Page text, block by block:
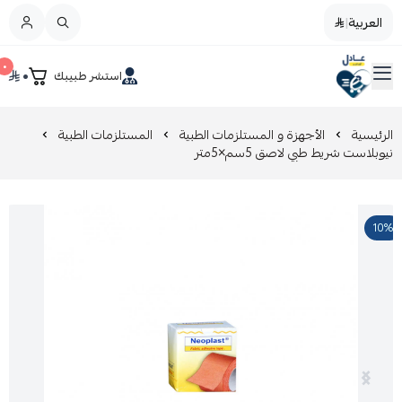
العربية|
صيدليات عادل استشر طبيبك ٠ ٠ القائمة الرئيسية
تخفيضات
عروض التوفير
العناية اليومية
الرئيسية الأجهزة و المستلزمات الطبية المستلزمات الطبية
نيوبلاست شريط طبي لاصق 5سم×5متر
10%